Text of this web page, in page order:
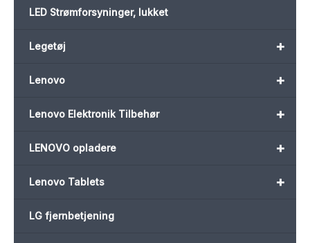
LED Strømforsyninger, lukket
+
Legetøj
+
Lenovo
+
Lenovo Elektronik Tilbehør
+
LENOVO opladere
+
Lenovo Tablets
LG fjernbetjening